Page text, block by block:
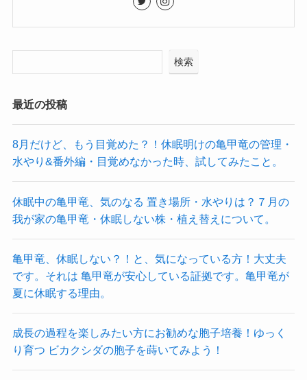
検索
最近の投稿
8月だけど、もう目覚めた？！休眠明けの亀甲竜の管理・
水やり&番外編・目覚めなかった時、試してみたこと。
休眠中の亀甲竜、気のなる 置き場所・水やりは？７月の
我が家の亀甲竜・休眠しない株・植え替えについて。
亀甲竜、休眠しない？！と、気になっている方！大丈夫
です。それは 亀甲竜が安心している証拠です。亀甲竜が
夏に休眠する理由。
成長の過程を楽しみたい方にお勧めな胞子培養！ゆっく
り育つ ビカクシダの胞子を蒔いてみよう！